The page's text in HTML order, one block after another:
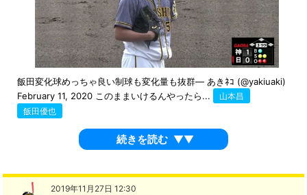
飯田変化球めっちゃ良い制球も変化量も抜群— あきﾈｺ (@yakiuaki)
February 11, 2020 このままいけるんやったら...
山本昌
飯田優也
続きを読む ▼▼
2019年11月27日 12:30